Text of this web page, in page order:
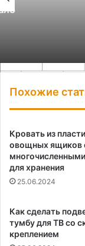
Как
Похожие
Кровать из
овощных ящиков
для хранения
25.06.2024
Как сделать
тумбу для ТВ со
креплением